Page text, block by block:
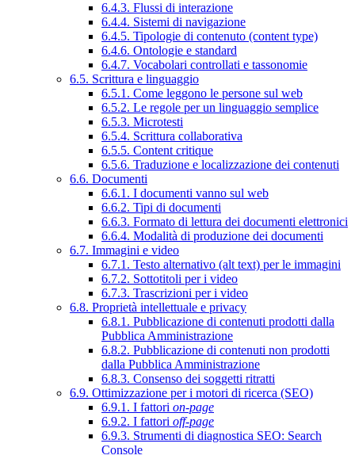
6.4.3. Flussi di interazione
6.4.4. Sistemi di navigazione
6.4.5. Tipologie di contenuto (content type)
6.4.6. Ontologie e standard
6.4.7. Vocabolari controllati e tassonomie
6.5. Scrittura e linguaggio
6.5.1. Come leggono le persone sul web
6.5.2. Le regole per un linguaggio semplice
6.5.3. Microtesti
6.5.4. Scrittura collaborativa
6.5.5. Content critique
6.5.6. Traduzione e localizzazione dei contenuti
6.6. Documenti
6.6.1. I documenti vanno sul web
6.6.2. Tipi di documenti
6.6.3. Formato di lettura dei documenti elettronici
6.6.4. Modalità di produzione dei documenti
6.7. Immagini e video
6.7.1. Testo alternativo (alt text) per le immagini
6.7.2. Sottotitoli per i video
6.7.3. Trascrizioni per i video
6.8. Proprietà intellettuale e privacy
6.8.1. Pubblicazione di contenuti prodotti dalla
Pubblica Amministrazione
6.8.2. Pubblicazione di contenuti non prodotti
dalla Pubblica Amministrazione
6.8.3. Consenso dei soggetti ritratti
6.9. Ottimizzazione per i motori di ricerca (SEO)
6.9.1. I fattori on-page
6.9.2. I fattori off-page
6.9.3. Strumenti di diagnostica SEO: Search
Console